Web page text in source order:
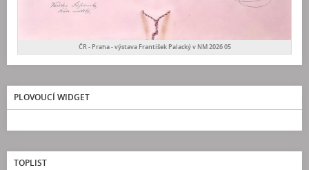
ČR - Praha - výstava František Palacký v NM 2026 05
PLOVOUCÍ WIDGET
TOPLIST